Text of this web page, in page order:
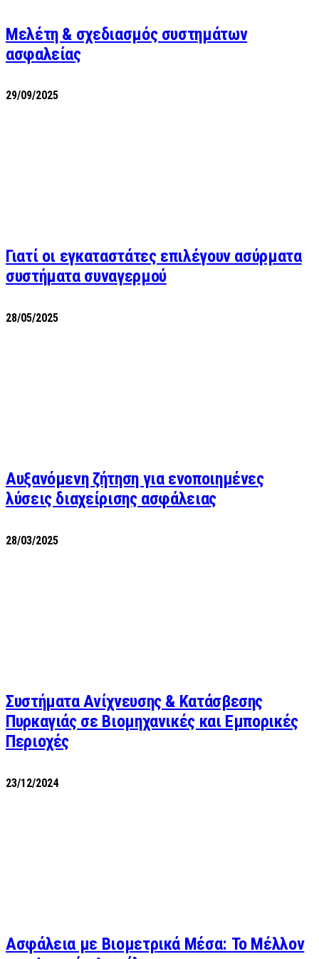
Μελέτη & σχεδιασμός συστημάτων
ασφαλείας
29/09/2025
Γιατί οι εγκαταστάτες επιλέγουν ασύρματα
συστήματα συναγερμού
28/05/2025
Αυξανόμενη ζήτηση για ενοποιημένες
λύσεις διαχείρισης ασφάλειας
28/03/2025
Συστήματα Ανίχνευσης & Κατάσβεσης
Πυρκαγιάς σε Βιομηχανικές και Εμπορικές
Περιοχές
23/12/2024
Ασφάλεια με Βιομετρικά Μέσα: Το Μέλλον